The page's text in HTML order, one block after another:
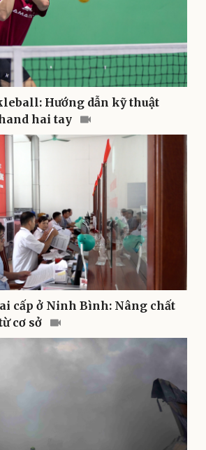
Ô tô - Xe máy
Ô tô
Xe máy
Tư vấn
Hướng dẫn kỹ thuật
hai tay
cấp ở Ninh Bình: Nâng chất
cơ sở